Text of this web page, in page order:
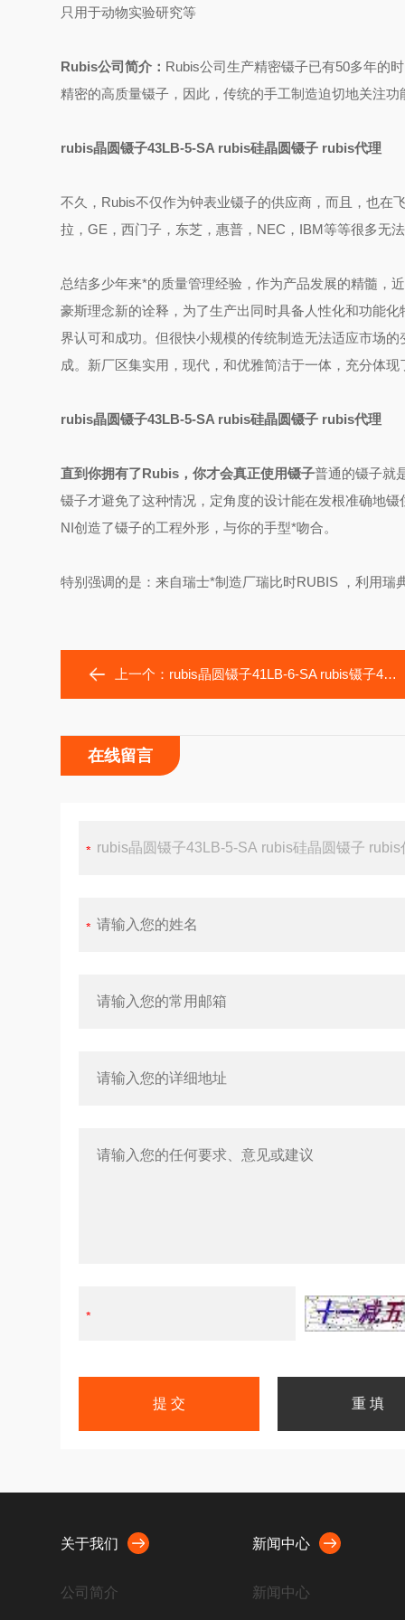
只用于动物实验研究等
Rubis公司简介： Rubis公司生产精密镊子已有50多年的
精密的高质量镊子，因此，传统的手工制造迫切地关注
rubis晶圆镊子43LB-5-SA rubis硅晶圆镊子 rubis代理
不久，Rubis不仅作为钟表业镊子的供应商，而且，也在
拉，GE，西门子，东芝，惠普，NEC，IBM等等很多无
总结多少年来*的质量管理经验，作为产品发展的精髓，
豪斯理念新的诠释，为了生产出同时具备人性化和功能
界认可和成功。但很快小规模的传统制造无法适应市场
成。新厂区集实用，现代，和优雅简洁于一体，充分体
rubis晶圆镊子43LB-5-SA rubis硅晶圆镊子 rubis代理
直到你拥有了Rubis，你才会真正使用镊子普通的镊子就
镊子才避免了这种情况，定角度的设计能在发根准确地
NI创造了镊子的工程外形，与你的手型*吻合。
特别强调的是：来自瑞士*制造厂瑞比时RUBIS ，利用瑞
上一个： rubis晶圆镊子41LB-6-SA rubis镊子41LB-8-SA rubis镊子41LB-6/
在线留言
关于我们
公司简介
新闻中心
新闻中心